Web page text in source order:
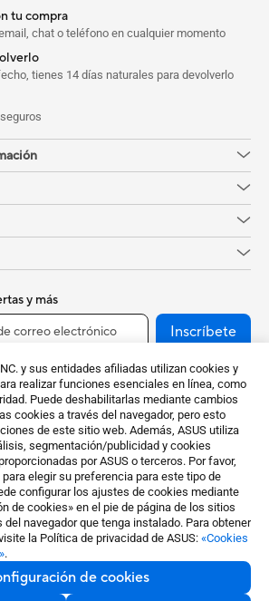
y sus entidades afiliadas utilizan cookies y
realizar funciones esenciales en línea, como
Puede deshabilitarlas mediante cambios
cookies a través del navegador, pero esto
de este sitio web. Además, ASUS utiliza
segmentación/publicidad y cookies
por ASUS o terceros. Por favor,
elegir su preferencia para este tipo de
configurar los ajustes de cookies mediante
de cookies» en el pie de página de los sitios
del navegador que tenga instalado. Para obtener
la Política de privacidad de ASUS: «Cookies
.
de cookies
tu compra
chat o teléfono en cualquier momento
tienes 14 días naturales para devolverlo
y más
Inscríbete
Todos los derechos reservados.